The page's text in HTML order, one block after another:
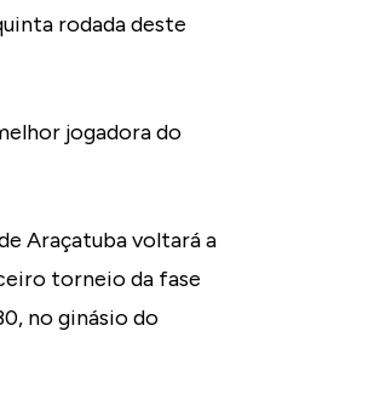
rodada deste
jogadora do
Araçatuba voltará a
torneio da fase
no ginásio do